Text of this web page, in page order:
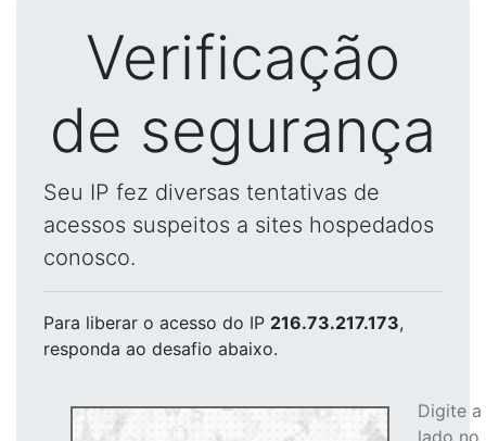
Verificação
de segurança
Seu IP fez diversas tentativas de
acessos suspeitos a sites hospedados
conosco.
Para liberar o acesso do IP 216.73.217.173,
responda ao desafio abaixo.
Digite
lado no